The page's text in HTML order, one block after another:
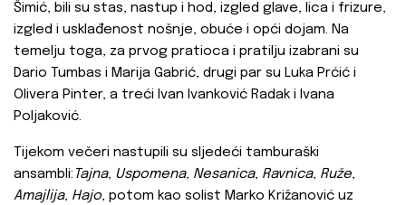
Šimić, bili su stas, nastup i hod, izgled glave, lica i frizure,
izgled i usklađenost nošnje, obuće i opći dojam. Na
temelju toga, za prvog pratioca i pratilju izabrani su
Dario Tumbas i Marija Gabrić, drugi par su Luka Prćić i
Olivera Pinter, a treći Ivan Ivanković Radak i Ivana
Poljaković.
Tijekom večeri nastupili su sljedeći tamburaški
ansambli: Tajna, Uspomena, Nesanica, Ravnica, Ruže,
Amajlija, Hajo, potom kao solist Marko Križanović uz